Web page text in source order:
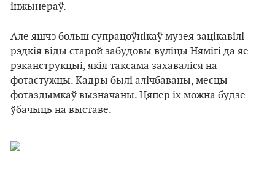
інжынераў.
Але яшчэ больш супрацоўнікаў музея зацікавілі
рэдкія віды старой забудовы вуліцы Нямігі да яе
рэканструкцыі, якія таксама захаваліся на
фотастужцы. Кадры былі алічбаваны, месцы
фотаздымкаў вызначаны. Цяпер іх можна будзе
ўбачыць на выставе.